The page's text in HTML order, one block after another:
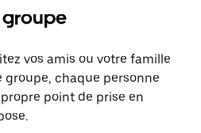
groupe
vos amis ou votre famille
groupe, chaque personne
point de prise en